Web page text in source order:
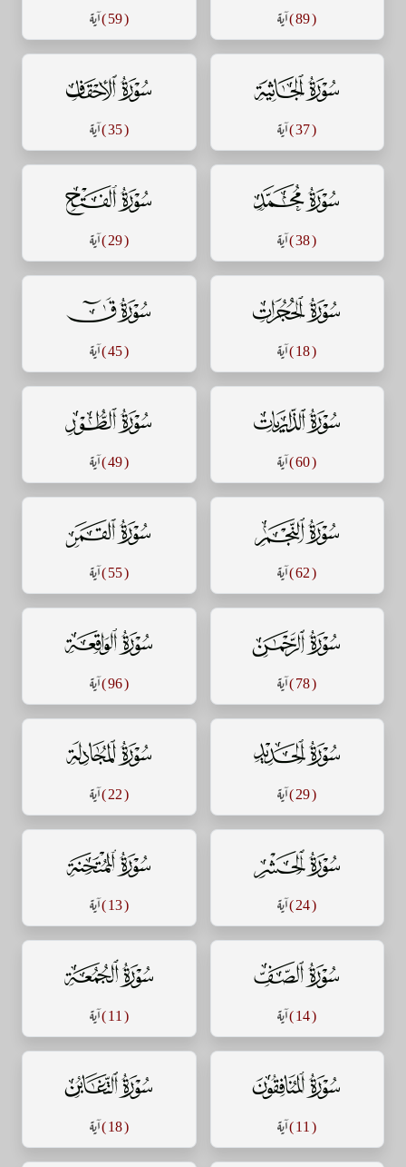
( 89 ) آية ( 59 ) آية
سورة الجاثية
( 37 ) آية
سورة الأحقاف
( 35 ) آية
سورة محمد
( 38 ) آية
سورة الفتح
( 29 ) آية
سورة الحجرات
( 18 ) آية
سورة ق
( 45 ) آية
سورة الذاريات
( 60 ) آية
سورة الطور
( 49 ) آية
سورة النجم
( 62 ) آية
سورة القمر
( 55 ) آية
سورة الرحمن
( 78 ) آية
سورة الواقعة
( 96 ) آية
سورة الحديد
( 29 ) آية
سورة المجادلة
( 22 ) آية
سورة الحشر
( 24 ) آية
سورة الممتحنة
( 13 ) آية
سورة الصف
( 14 ) آية
سورة الجمعة
( 11 ) آية
سورة المنافقون
( 11 ) آية
سورة التغابن
( 18 ) آية